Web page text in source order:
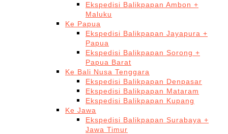
Ekspedisi Balikpapan Ambon +
Maluku
Ke Papua
Ekspedisi Balikpapan Jayapura +
Papua
Ekspedisi Balikpapan Sorong +
Papua Barat
Ke Bali Nusa Tenggara
Ekspedisi Balikpapan Denpasar
Ekspedisi Balikpapan Mataram
Ekspedisi Balikpapan Kupang
Ke Jawa
Ekspedisi Balikpapan Surabaya +
Jawa Timur